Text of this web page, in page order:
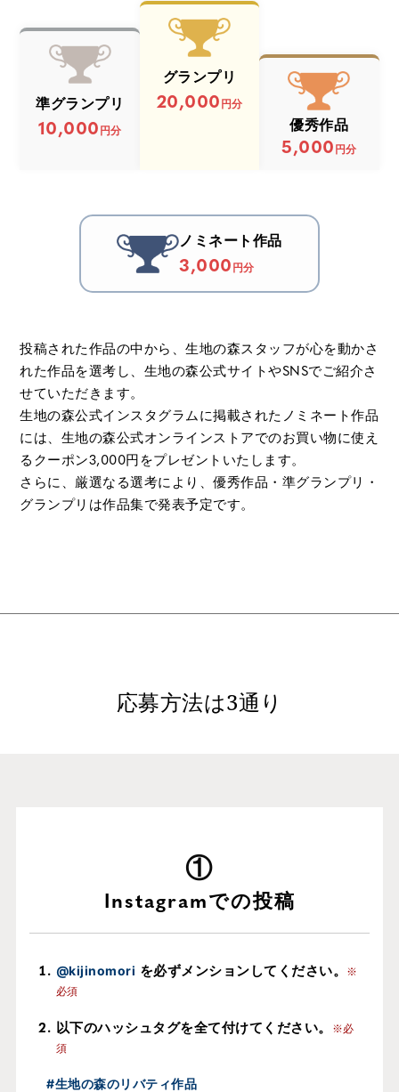
グランプリ
20,000円分
準グランプリ
10,000円分 優秀作品
5,000円分
ノミネート作品
3,000円分
投稿された作品の中から、生地の森スタッフが心を動かさ
れた作品を選考し、生地の森公式サイトやSNSでご紹介さ
せていただきます。
生地の森公式インスタグラムに掲載されたノミネート作品
には、生地の森公式オンラインストアでのお買い物に使え
るクーポン3,000円をプレゼントいたします。
さらに、厳選なる選考により、優秀作品・準グランプリ・
グランプリは作品集で発表予定です。
応募方法は3通り
Instagramでの投稿
@kijinomori を必ずメンションしてください。 ※
必須
以下のハッシュタグを全て付けてください。
※必
須
#生地の森のリバティ作品